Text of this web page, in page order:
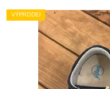
VÝPRODEJ